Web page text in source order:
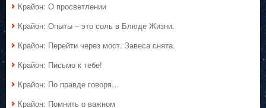
Крайон: О просветлении
Крайон: Опыты – это соль в Блюде Жизни.
Крайон: Перейти через мост. Завеса снята.
Крайон: Письмо к тебе!
Крайон: По правде говоря…
Крайон: Помнить о важном